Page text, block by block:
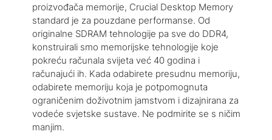
proizvođača memorije, Crucial Desktop Memory
standard je za pouzdane performanse. Od
originalne SDRAM tehnologije pa sve do DDR4,
konstruirali smo memorijske tehnologije koje
pokreću računala svijeta već 40 godina i
računajući ih. Kada odabirete presudnu memoriju,
odabirete memoriju koja je potpomognuta
ograničenim doživotnim jamstvom i dizajnirana za
vodeće svjetske sustave. Ne podmirite se s ničim
manjim.